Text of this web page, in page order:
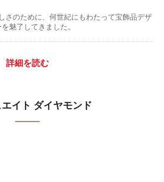
さのために、何世紀にもわたって宝飾品デザ
魅了してきました。
詳細を読む
イト ダイヤモンド